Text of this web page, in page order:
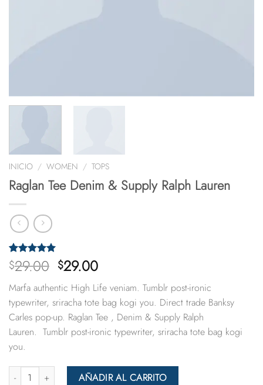
INICIO / WOMEN / TOPS
Raglan Tee Denim & Supply Ralph Lauren
Valorado
con5.00de
1
valoración
de un
cliente
$29.00 El
precio
original
era:
$29.00.
$29.00El
precio
actual
es:
$29.00.
Marfa authentic High Life veniam. Tumblr post-ironic
typewriter, sriracha tote bag kogi you. Direct trade Banksy
Carles pop-up. Raglan Tee , Denim & Supply Ralph
Lauren. Tumblr post-ironic typewriter, sriracha tote bag kogi
you.
Cantidad AÑADIR AL CARRITO